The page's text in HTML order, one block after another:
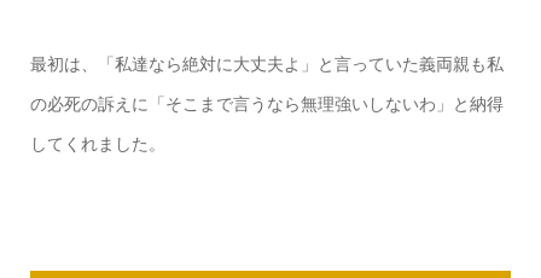
最初は、「私達なら絶対に大丈夫よ」と言っていた義両親も私
の必死の訴えに「そこまで言うなら無理強いしないわ」と納得
してくれました。